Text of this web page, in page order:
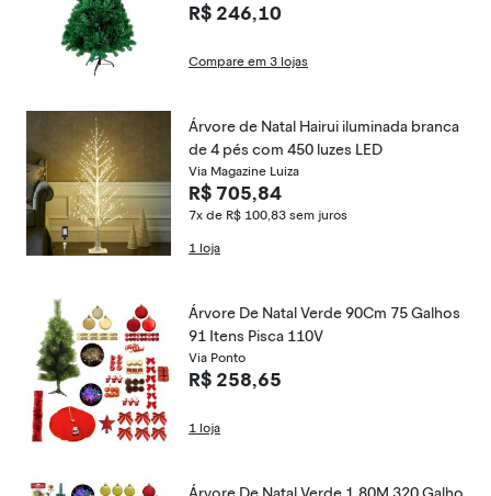
R$ 246,10
Compare em 3 lojas
Árvore de Natal Hairui iluminada branca
de 4 pés com 450 luzes LED
Via Magazine Luiza
R$ 705,84
7x de R$ 100,83 sem juros
1 loja
Árvore De Natal Verde 90Cm 75 Galhos
91 Itens Pisca 110V
Via Ponto
R$ 258,65
1 loja